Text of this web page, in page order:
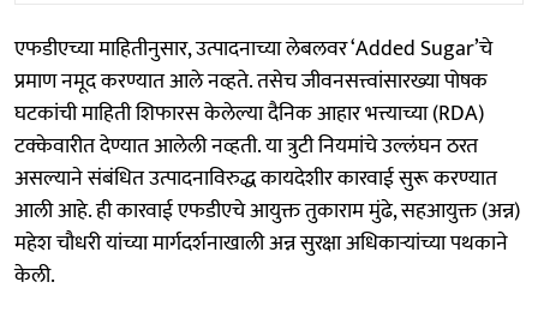
एफडीएच्या माहितीनुसार, उत्पादनाच्या लेबलवर ‘Added Sugar’चे
प्रमाण नमूद करण्यात आले नव्हते. तसेच जीवनसत्त्वांसारख्या पोषक
घटकांची माहिती शिफारस केलेल्या दैनिक आहार भत्त्याच्या (RDA)
टक्केवारीत देण्यात आलेली नव्हती. या त्रुटी नियमांचे उल्लंघन ठरत
असल्याने संबंधित उत्पादनाविरुद्ध कायदेशीर कारवाई सुरू करण्यात
आली आहे. ही कारवाई एफडीएचे आयुक्त तुकाराम मुंढे, सहआयुक्त (अन्न)
महेश चौधरी यांच्या मार्गदर्शनाखाली अन्न सुरक्षा अधिकाऱ्यांच्या पथकाने
केली.